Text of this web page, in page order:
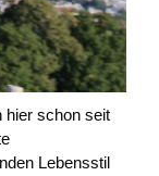
hier schon seit
Lebensstil